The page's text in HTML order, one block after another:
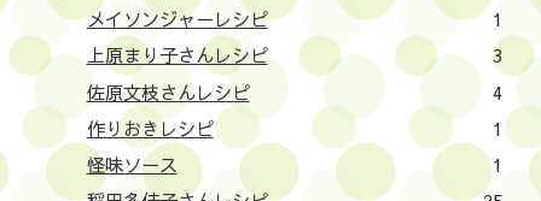
メイソンジャーレシピ
1
上原まり子さんレシピ
3
佐原文枝さんレシピ
4
作りおきレシピ
1
怪味ソース
1